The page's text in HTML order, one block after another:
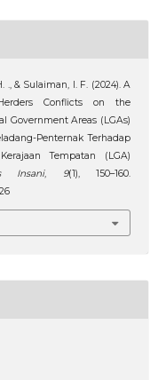
., & Sulaiman, I. F. (2024). A
Conflicts on the
Government Areas (LGAs)
Penternak Terhadap
Tempatan (LGA)
Insani, 9(1), 150–160.